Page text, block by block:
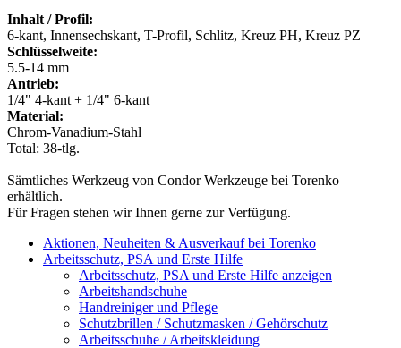
Inhalt / Profil:
6-kant, Innensechskant, T-Profil, Schlitz, Kreuz PH, Kreuz PZ
Schlüsselweite:
5.5-14 mm
Antrieb:
1/4" 4-kant + 1/4" 6-kant
Material:
Chrom-Vanadium-Stahl
Total: 38-tlg.
Sämtliches Werkzeug von Condor Werkzeuge bei Torenko
erhältlich.
Für Fragen stehen wir Ihnen gerne zur Verfügung.
Aktionen, Neuheiten & Ausverkauf bei Torenko
Arbeitsschutz, PSA und Erste Hilfe
Arbeitsschutz, PSA und Erste Hilfe anzeigen
Arbeitshandschuhe
Handreiniger und Pflege
Schutzbrillen / Schutzmasken / Gehörschutz
Arbeitsschuhe / Arbeitskleidung